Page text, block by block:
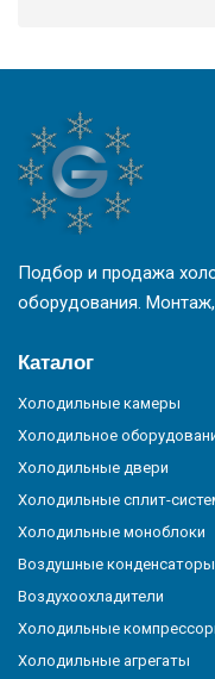
Подбор и продажа
оборудования.
Каталог
Холодильные камеры
Холодильное
Холодильные двери
Холодильные сплит-
Холодильные моноблоки
Воздушные конденсаторы
Воздухоохладители
Холодильные
Холодильные агрегаты